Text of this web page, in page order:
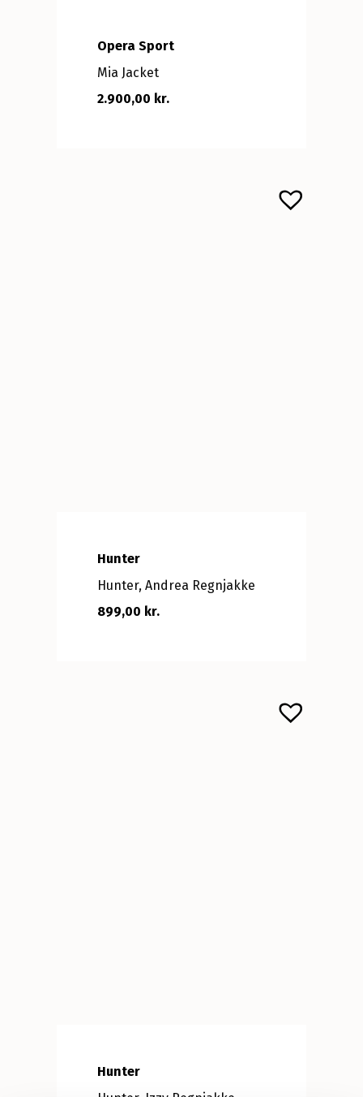
Opera Sport
Mia Jacket
2.900,00 kr.
Hunter
Hunter, Andrea Regnjakke
899,00 kr.
Hunter